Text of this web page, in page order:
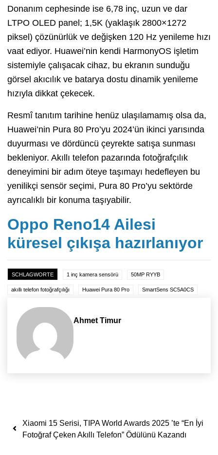
Donanım cephesinde ise 6,78 inç, uzun ve dar
LTPO OLED panel; 1,5K (yaklaşık 2800×1272
piksel) çözünürlük ve değişken 120 Hz yenileme hızı
vaat ediyor. Huawei’nin kendi HarmonyOS işletim
sistemiyle çalışacak cihaz, bu ekranın sunduğu
görsel akıcılık ve batarya dostu dinamik yenileme
hızıyla dikkat çekecek.
Resmî tanıtım tarihine henüz ulaşılamamış olsa da,
Huawei’nin Pura 80 Pro’yu 2024’ün ikinci yarısında
duyurması ve dördüncü çeyrekte satışa sunması
bekleniyor. Akıllı telefon pazarında fotoğrafçılık
deneyimini bir adım öteye taşımayı hedefleyen bu
yenilikçi sensör seçimi, Pura 80 Pro’yu sektörde
ayrıcalıklı bir konuma taşıyabilir.
Oppo Reno14 Ailesi
küresel çıkışa hazırlanıyor
SCHLAGWORTE 1 inç kamera sensörü 50MP RYYB
akıllı telefon fotoğrafçılığı Huawei Pura 80 Pro SmartSens SC5A0CS
Ahmet Timur
Yazı dolaşımı
Xiaomi 15 Serisi, TIPA World Awards 2025 ’te “En İyi
Fotoğraf Çeken Akıllı Telefon” Ödülünü Kazandı